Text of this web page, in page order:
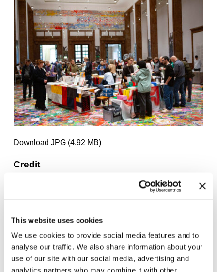
This website uses cookies
We use cookies to provide social media features and to
analyse our traffic. We also share information about your
use of our site with our social media, advertising and
analytics partners who may combine it with other
Download JPG (4,92 MB)
Credit